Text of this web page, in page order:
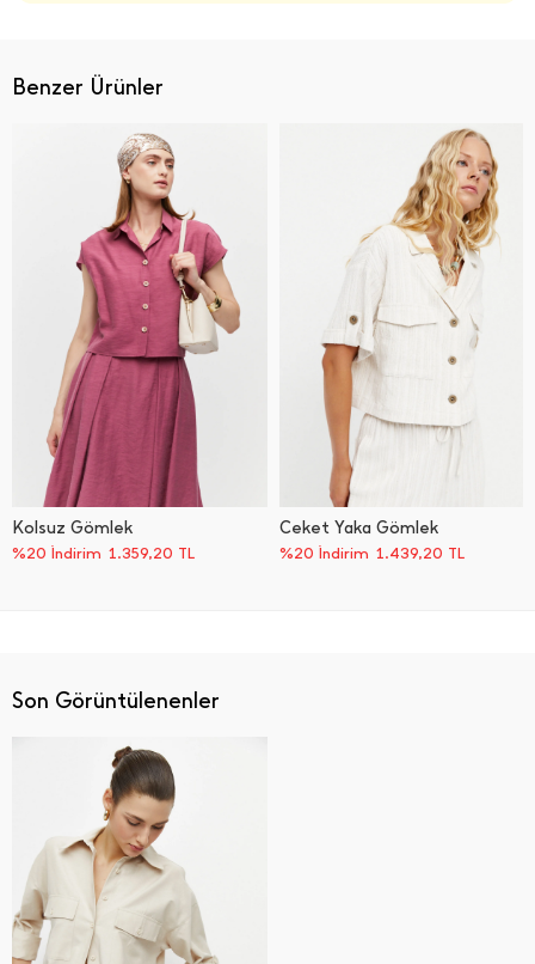
Benzer Ürünler
Kolsuz Gömlek
%20 İndirim 1.359,20 TL
Ceket Yaka Gömlek
%20 İndirim 1.439,20 TL
Son Görüntülenenler